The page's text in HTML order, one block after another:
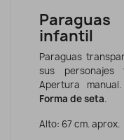
infantil
Paraguas
sus
Apertura
Forma de seta.
Alto: 67 cm. aprox.